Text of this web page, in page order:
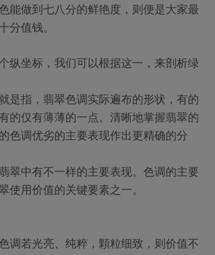
能做到七八分的鲜艳度，则便是大家最
分值钱。
纵坐标，我们可以根据这一，来剖析绿
是指，翡翠色调实际遍布的形状，有的
的仅有薄薄的一点。清晰地掌握翡翠的
色调优劣的主要表现作出更精确的分
翠中有不一样的主要表现。色调的主要
使用价值的关键要素之一。
调若光亮、纯粹，顆粒细致，则价值不